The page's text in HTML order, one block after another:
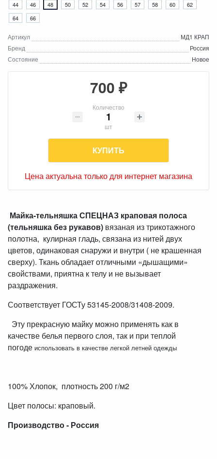
44 46 48 50 52 54 56 57 58 60
62
64
66
Артикул
МД1 КРАП
Бренд
Россия
Состояние
Новое
700 ₽
Количество
шт
КУПИТЬ
Цена актуальна только для интернет магазина
Майка-тельняшка СПЕЦНАЗ краповая полоса
(тельняшка без рукавов) вязаная из трикотажного
полотна, кулирная гладь, связана из нитей двух
цветов, одинаковая снаружи и внутри ( не крашенная
сверху). Ткань обладает отличными «дышащими»
свойствами, приятна к телу и не вызывает
раздражения.
Соответствует ГОСТу 53145-2008/31408-2009.
Эту прекрасную майку можно применять как в
качестве белья первого слоя, так и при теплой
погоде использовать в качестве легкой летней одежды
100% Хлопок, плотность 200 г/м2
Цвет полосы: краповый.
Производство - Россия